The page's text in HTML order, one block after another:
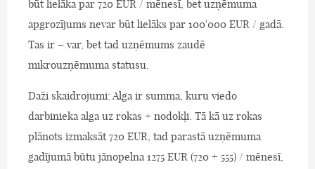
būt lielāka par 720 EUR / mēnesī, bet uzņēmuma
apgrozījums nevar būt lielāks par 100'000 EUR / gadā.
Tas ir – var, bet tad uzņēmums zaudē
mikrouzņēmuma statusu.
Daži skaidrojumi: Alga ir summa, kuru viedo
darbinieka alga uz rokas + nodokļi. Tā kā uz rokas
plānots izmaksāt 720 EUR, tad parastā uzņēmuma
gadījumā būtu jānopelna 1275 EUR (720 + 555) / mēnesī,